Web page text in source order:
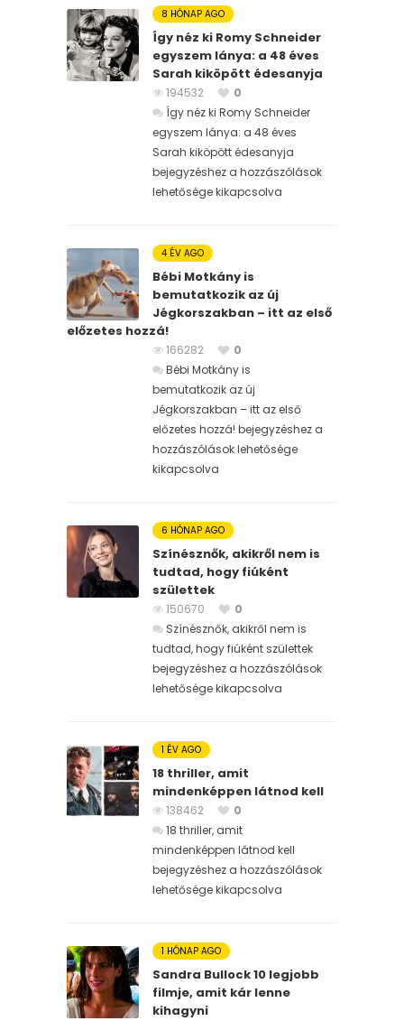
8 HÓNAP AGO
Így néz ki Romy Schneider
egyszem lánya: a 48 éves
Sarah kiköpött édesanyja
194532
0
Így néz ki Romy Schneider
egyszem lánya: a 48 éves
Sarah kiköpött édesanyja
bejegyzéshez a hozzászólások
lehetősége kikapcsolva
4 ÉV AGO
Bébi Motkány is
bemutatkozik az új
Jégkorszakban – itt az első
előzetes hozzá!
166282
0
Bébi Motkány is
bemutatkozik az új
Jégkorszakban – itt az első
előzetes hozzá! bejegyzéshez a
hozzászólások lehetősége
kikapcsolva
6 HÓNAP AGO
Színésznők, akikről nem is
tudtad, hogy fiúként
születtek
150670
0
Színésznők, akikről nem is
tudtad, hogy fiúként születtek
bejegyzéshez a hozzászólások
lehetősége kikapcsolva
1 ÉV AGO
18 thriller, amit
mindenképpen látnod kell
138462
0
18 thriller, amit
mindenképpen látnod kell
bejegyzéshez a hozzászólások
lehetősége kikapcsolva
1 HÓNAP AGO
Sandra Bullock 10 legjobb
filmje, amit kár lenne
kihagyni